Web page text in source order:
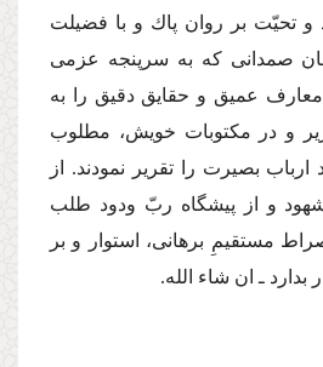
و تحیّت بر روان پاك و با فضیلت
صمدانی كه به سرپنجه عزمی
معارف عمیق و حقایق دقیق را به
و در مكتوبات خویش، مطلوب
بصیرت را تقریر نمودند. از
و از پیشگاه ربّ ودود طلب
مستقیمِ برهانی، استوار و بر
بدارد ـ ان شاء الله.